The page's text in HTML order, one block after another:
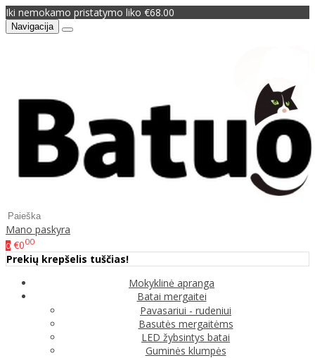
Iki nemokamo pristatymo liko €68.00
Navigacija
Mano paskyra
0 €000
Prekių krepšelis tuščias!
Mokyklinė apranga
Batai mergaitei
Pavasariui - rudeniui
Basutės mergaitėms
LED žybsintys batai
Guminės klumpės